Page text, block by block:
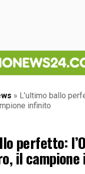
» L’ultimo ballo
infinito
perfetto:
il